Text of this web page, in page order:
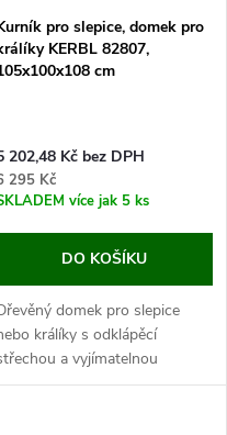
pro slepice, domek pro
KERBL 82807,
cm
202,48 Kč bez DPH
295 Kč
více jak 5 ks
DO KOŠÍKU
domek pro slepice
králíky s odklápěcí
a vyjímatelnou
rozměry